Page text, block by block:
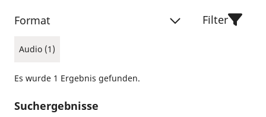
Format
Audio (1)
Filter
Es wurde 1 Ergebnis gefunden.
Suchergebnisse